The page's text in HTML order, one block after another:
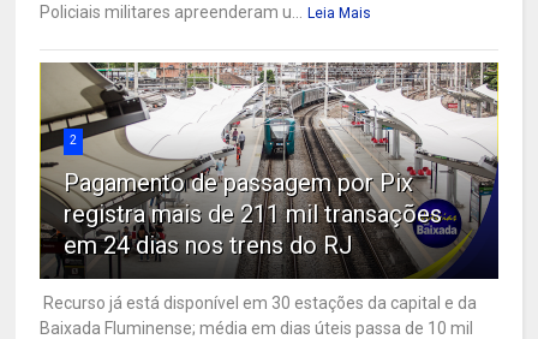
Policiais militares apreenderam u...
Leia Mais
2
Pagamento de passagem por Pix
registra mais de 211 mil transações
em 24 dias nos trens do RJ
Recurso já está disponível em 30 estações da capital e da
Baixada Fluminense; média em dias úteis passa de 10 mil